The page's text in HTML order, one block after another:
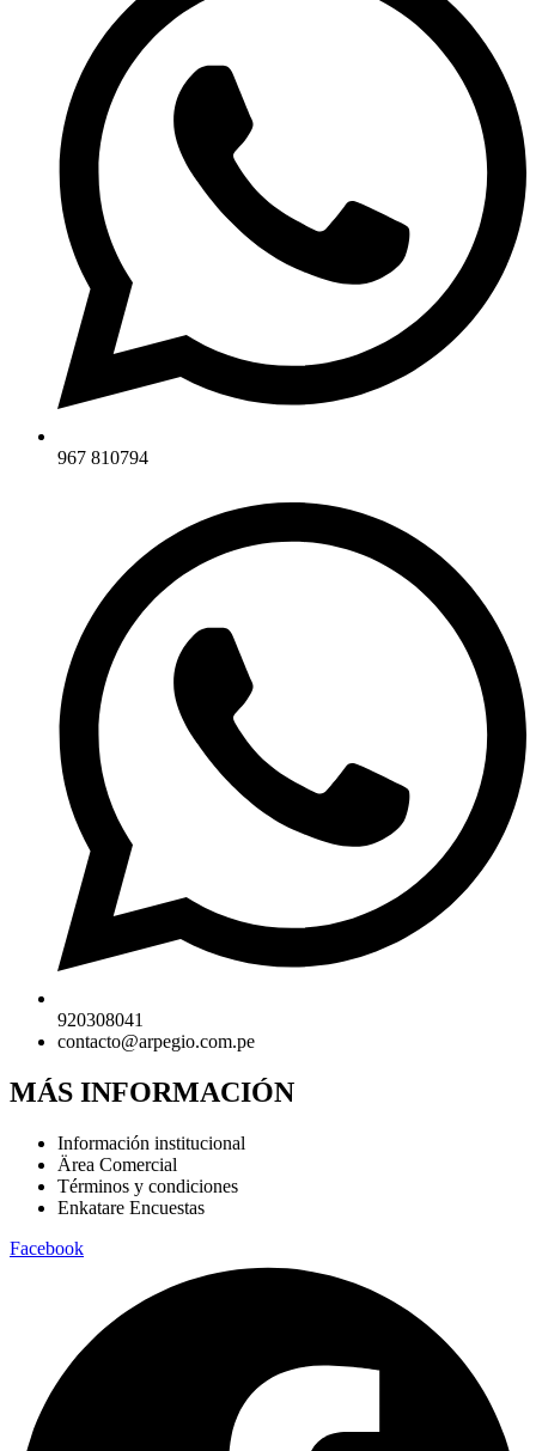
967 810794
920308041
contacto@arpegio.com.pe
MÁS INFORMACIÓN
Información institucional
Ärea Comercial
Términos y condiciones
Enkatare Encuestas
Facebook